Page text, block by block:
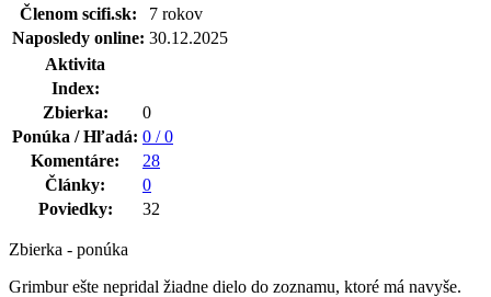
Členom scifi.sk:
7 rokov
Naposledy online: 30.12.2025
Aktivita
Index:
Zbierka:
0
Ponúka / Hľadá: 0 / 0
Komentáre:
28
Články:
0
Poviedky:
32
Zbierka - ponúka
Grimbur ešte nepridal žiadne dielo do zoznamu, ktoré má navyše.